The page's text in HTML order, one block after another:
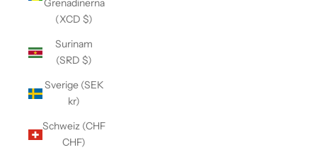
Grenadinerna
(XCD $)
Surinam
(SRD $)
Sverige (SEK
kr)
Schweiz (CHF
CHF)